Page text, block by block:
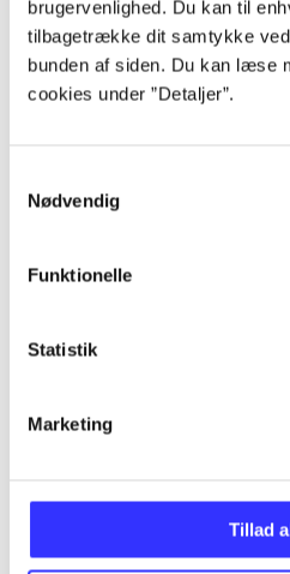
brugervenlighed. Du kan til
tilbagetrække dit samtykke
bunden af siden. Du kan læse
cookies under ”Detaljer”.
Nødvendig
Funktionelle
Statistik
Marketing
Tillad
...